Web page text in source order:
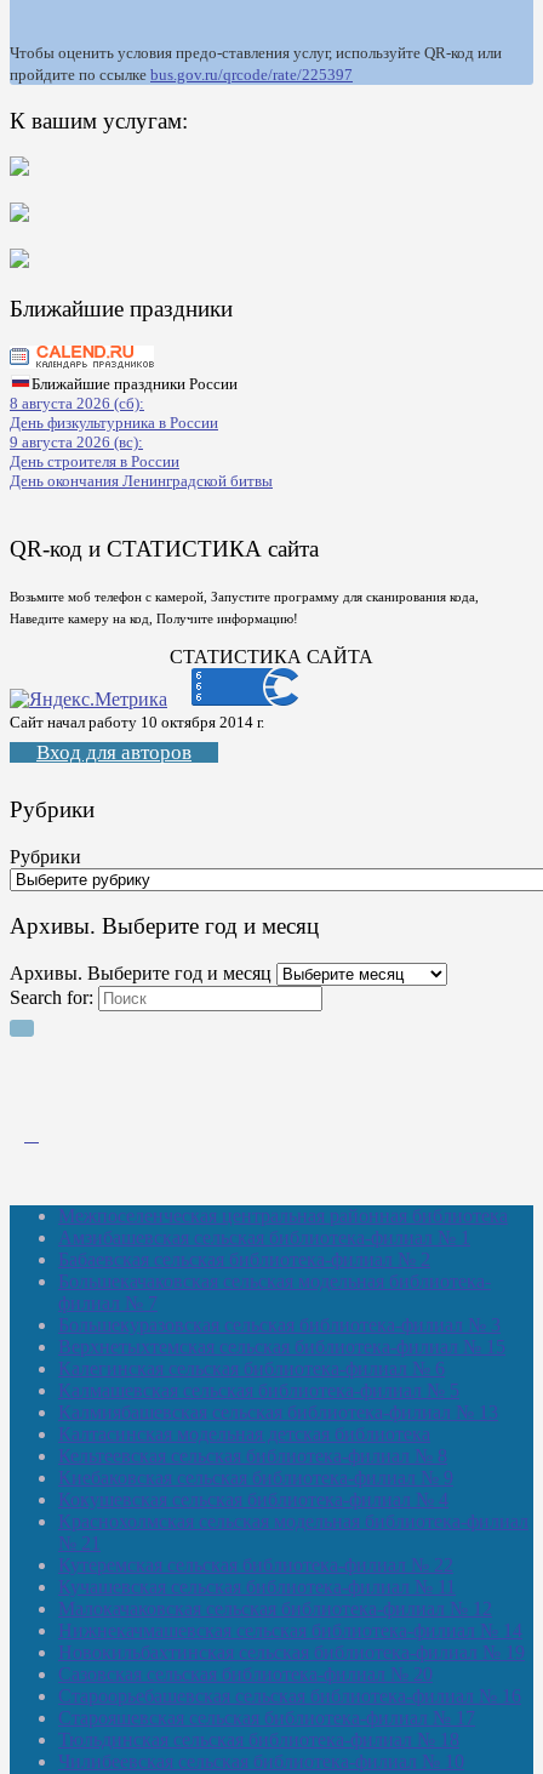
Чтобы оценить условия предо-ставления услуг, используйте QR-код или
пройдите по ссылке bus.gov.ru/qrcode/rate/225397
К вашим услугам:
Ближайшие праздники
Ближайшие праздники России
8 августа 2026 (сб):
День физкультурника в России
9 августа 2026 (вс):
День строителя в России
День окончания Ленинградской битвы
QR-код и СТАТИСТИКА сайта
Возьмите моб телефон с камерой, Запустите программу для сканирования кода,
Наведите камеру на код, Получите информацию!
СТАТИСТИКА САЙТА
Сайт начал работу 10 октября 2014 г.
Вход для авторов
Рубрики
Рубрики
Архивы. Выберите год и месяц
Архивы. Выберите год и месяц
Search for:
Межпоселенческая центральная районная библиотека
Амзибашевская сельская библиотека-филиал № 1
Бабаевская сельская библиотека-филиал № 2
Большекачаковская сельская модельная библиотека-
филиал № 7
Большекуразовская сельская библиотека-филиал № 3
Верхнетыхтемская сельская библиотека-филиал № 15
Калегинская сельская библиотека-филиал № 6
Калмашевская сельская библиотека-филиал № 5
Калмиябашевская сельская библиотека-филиал № 13
Калтасинская модельная детская библиотека
Кельтеевская сельская библиотека-филиал № 8
Киебаковская сельская библиотека-филиал № 9
Кокушевская сельская библиотека-филиал № 4
Краснохолмская сельская модельная библиотека-филиал
№ 21
Кутеремская сельская библиотека-филиал № 22
Кучашевская сельская библиотека-филиал № 11
Малокачаковская сельская библиотека-филиал № 12
Нижнекачмашевская сельская библиотека-филиал № 14
Новокильбахтинская сельская библиотека-филиал № 19
Сазовская сельская библиотека-филиал № 20
Староорьебашевская сельская библиотека-филиал № 16
Старояшевская сельская библиотека-филиал № 17
Тюльдинская сельская библиотека-филиал № 18
Чилибеевская сельская библиотека-филиал № 10